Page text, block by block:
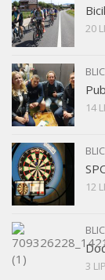
20
14
12
3